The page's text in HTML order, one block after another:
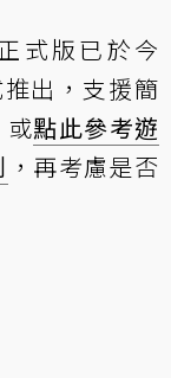
式版已於今
出，支援簡
或點此參考遊
，再考慮是否